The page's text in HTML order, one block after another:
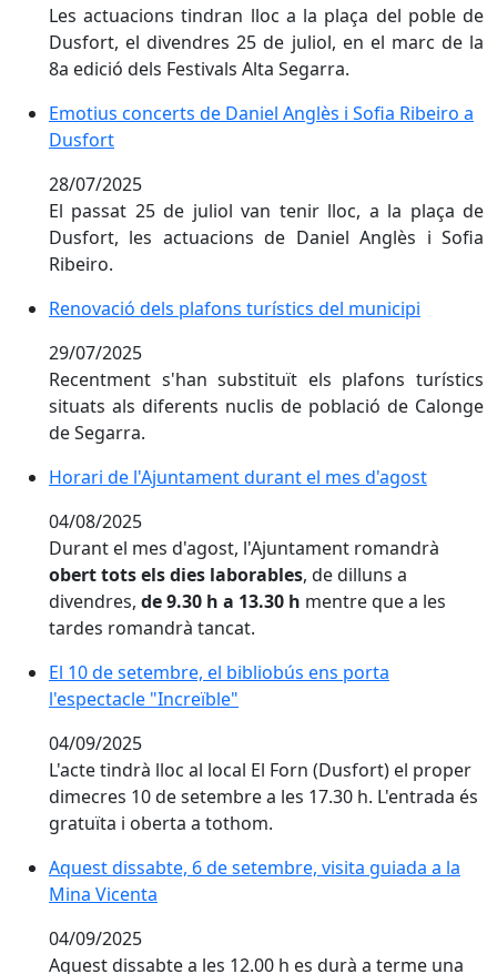
Les actuacions tindran lloc a la plaça del poble de
Dusfort, el divendres 25 de juliol, en el marc de la
8a edició dels Festivals Alta Segarra.
Emotius concerts de Daniel Anglès i Sofia Ribeiro a
Emotius concerts de Daniel Anglès i Sofia Ribeiro a
Dusfort
28/07/2025
El passat 25 de juliol van tenir lloc, a la plaça de
Dusfort, les actuacions de Daniel Anglès i Sofia
Ribeiro.
Renovació dels plafons turístics del municipi
Renovació dels plafons turístics del municipi
29/07/2025
Recentment s'han substituït els plafons turístics
situats als diferents nuclis de població de Calonge
de Segarra.
Horari de l'Ajuntament durant el mes d'agost
Horari de l'Ajuntament durant el mes d'agost
04/08/2025
Durant el mes d'agost, l'Ajuntament romandrà
obert tots els dies laborables, de dilluns a
divendres, de 9.30 h a 13.30 h mentre que a les
tardes romandrà tancat.
El 10 de setembre, el bibliobús ens porta
El 10 de setembre, el bibliobús ens porta
l'espectacle "Increïble"
04/09/2025
L'acte tindrà lloc al local El Forn (Dusfort) el proper
dimecres 10 de setembre a les 17.30 h. L'entrada és
gratuïta i oberta a tothom.
Aquest dissabte, 6 de setembre, visita guiada a la
Aquest dissabte, 6 de setembre, visita guiada a la
Mina Vicenta
04/09/2025
Aquest dissabte a les 12.00 h es durà a terme una